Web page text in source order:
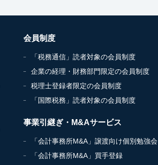
会員制度
「税務通信」読者対象の会員制度
企業の経理・財務部門限定の会員制度
税理士登録者限定の会員制度
「国際税務」読者対象の会員制度
事業引継ぎ・M&Aサービス
「会計事務所M&A」譲渡向け個別勉強会
「会計事務所M&A」買手登録